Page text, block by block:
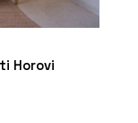
Horovi